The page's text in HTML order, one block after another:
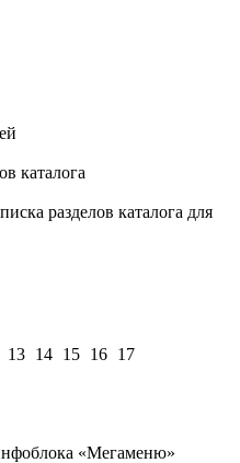
каталога
разделов каталога для
13 14 15 16 17
«Мегаменю»